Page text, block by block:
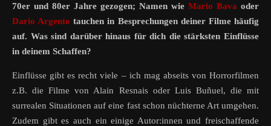
70er und 80er Jahre gezogen; Namen wie Mario Bava oder
Dario Argento tauchen in Besprechungen deiner Filme häufig
auf. Was sind darüber hinaus für dich die stärksten Einflüsse
in deinem Schaffen?
Einflüsse gibt es recht viele – ich mag abseits von Horrorfilmen
z.B. die Filme von Alain Resnais oder Luis Buñuel, die mit
surrealen Situationen auf eine fast schon nüchterne Art umgehen.
Zudem gibt es auch ein einige Autor:innen und freischaffende